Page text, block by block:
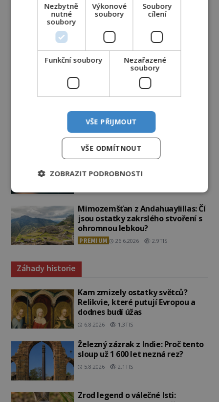
Vesmír a technologie
Američané v obležení UFO?
3.5TIS
Nad australským městem
Mimozemšťan z Andahuaylillas: Čí
jsou ostatky zakrslého stvoření s
ohromnou lebkou?
PREMIUM 26.6.2026 2.9TIS
Záhady historie
Kam zmizely ostatky světců?
Relikvie, které putují Evropou a
dodnes budí úžas
6.8.2026 1.3TIS
Železný zázrak z Indie: Proč tento
sloup už 1 600 let nezná rez?
5.8.2026 2.1TIS
Zrod legend o válečné lsti:
Nezbytně
nutné
soubory
Výkonové
soubory
Soubory
cílení
Funkční soubory
Nezařazené
soubory
VŠE PŘIJMOUT
VŠE ODMÍTNOUT
ZOBRAZIT PODROBNOSTI